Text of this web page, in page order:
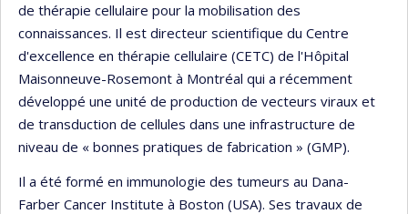
de thérapie cellulaire pour la mobilisation des
connaissances. Il est directeur scientifique du Centre
d'excellence en thérapie cellulaire (CETC) de l'Hôpital
Maisonneuve-Rosemont à Montréal qui a récemment
développé une unité de production de vecteurs viraux et
de transduction de cellules dans une infrastructure de
niveau de « bonnes pratiques de fabrication » (GMP).
Il a été formé en immunologie des tumeurs au Dana-
Farber Cancer Institute à Boston (USA). Ses travaux de